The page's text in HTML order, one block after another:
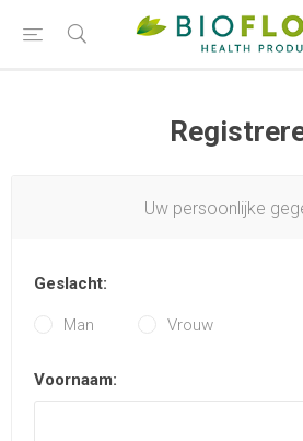
Uw persoonlijke
Geslacht:
Man Vrouw
Voornaam: